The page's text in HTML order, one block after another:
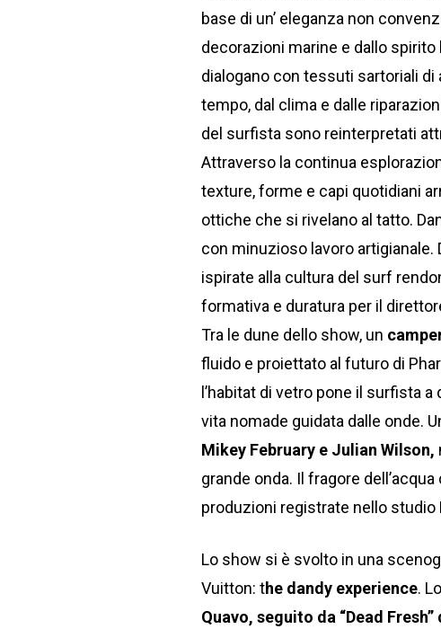
base di un’ eleganza non
decorazioni marine e dallo
dialogano con tessuti sartoriali di
tempo, dal clima e dalle
del surfista sono reinterpretati
Attraverso la continua
texture, forme e capi quotidiani
ottiche che si rivelano al tatto.
con minuzioso lavoro artigianale.
ispirate alla cultura del surf
formativa e duratura per il
Tra le dune dello show, un
fluido e proiettato al futuro di
l’habitat di vetro pone il surfista
vita nomade guidata dalle onde.
Mikey February e Julian Wilson,
grande onda. Il fragore
produzioni registrate nello studio
Lo show si è svolto in una
Vuitton: the dandy experience.
Quavo, seguito da “Dead